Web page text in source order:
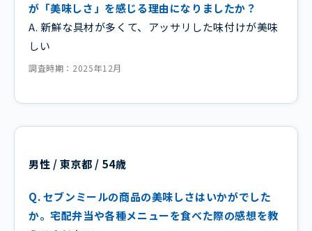
が「美味しさ」を感じる理由になりましたか？
A. 新鮮な具材が多くて、アッサリした味付けが美味
しい
調査時期：2025年12月
男性 / 東京都 / 54歳
Q. セブンミールの商品の美味しさはいかがでした
か。宅配弁当や各種メニューを食べた際の感想を教